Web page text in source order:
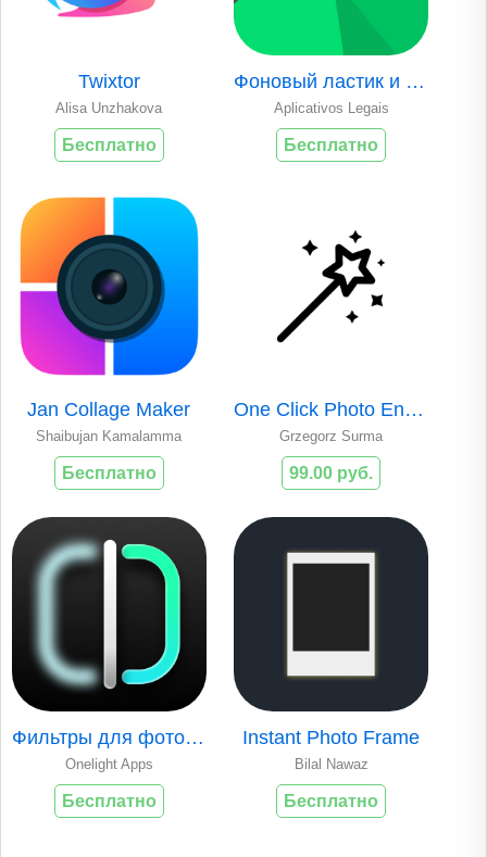
Twixtor
Alisa Unzhakova
Бесплатно
Фоновый ластик и удаление
Aplicativos Legais
Бесплатно
Jan Collage Maker
Shaibujan Kamalamma
Бесплатно
One Click Photo Enhancer
Grzegorz Surma
99.00 руб.
Фильтры для фото и видео - TON
Onelight Apps
Бесплатно
Instant Photo Frame
Bilal Nawaz
Бесплатно